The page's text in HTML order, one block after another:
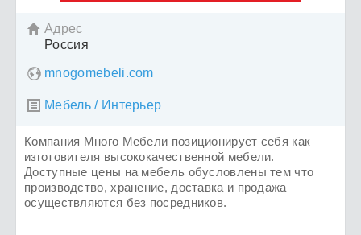
 Адрес
Россия
mnogomebeli.com
 Мебель / Интерьер
Компания Много Мебели позиционирует себя как
изготовителя высококачественной мебели.
Доступные цены на мебель обусловлены тем что
производство, хранение, доставка и продажа
осуществляются без посредников.